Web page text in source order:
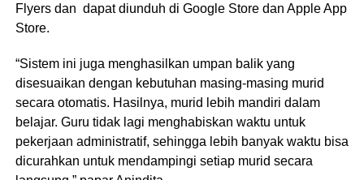
Flyers dan dapat diunduh di Google Store dan Apple App
Store.
“Sistem ini juga menghasilkan umpan balik yang
disesuaikan dengan kebutuhan masing-masing murid
secara otomatis. Hasilnya, murid lebih mandiri dalam
belajar. Guru tidak lagi menghabiskan waktu untuk
pekerjaan administratif, sehingga lebih banyak waktu bisa
dicurahkan untuk mendampingi setiap murid secara